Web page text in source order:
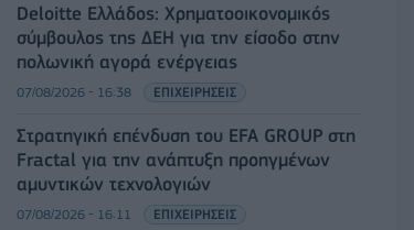
Deloitte Ελλάδος: Χρηματοοικονομικός
σύμβουλος της ΔΕΗ για την είσοδο στην
πολωνική αγορά ενέργειας
07/08/2026 - 16:38 ΕΠΙΧΕΙΡΗΣΕΙΣ
Στρατηγική επένδυση του EFA GROUP στη
Fractal για την ανάπτυξη προηγμένων
αμυντικών τεχνολογιών
07/08/2026 - 16:11 ΕΠΙΧΕΙΡΗΣΕΙΣ